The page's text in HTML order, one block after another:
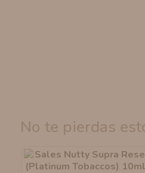
no te pierdas